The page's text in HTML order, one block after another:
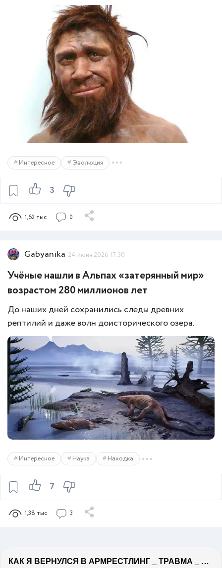
3
Интересное Эволюция
1,62 тыс 0
7
Gabyanika 24 июня 2026 17:30
Учёные нашли в Альпах «затерянный мир»
возрастом 280 миллионов лет
До наших дней сохранились следы древних
рептилий и даже волн доисторического озера.
Интересное Наука Находка
1,38 тыс 3
КАК Я ВЕРНУЛСЯ В АРМРЕСТЛИНГ _ ТРАВМА _ РУКОСЕЧКА